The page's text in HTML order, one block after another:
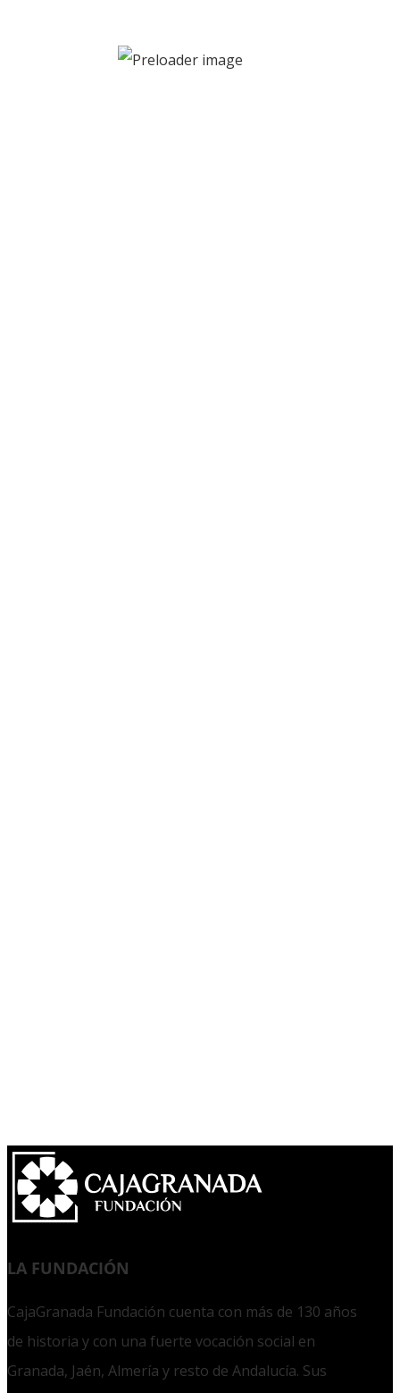
LA FUNDACIÓN
CajaGranada Fundación cuenta con más de 130 años
de historia y con una fuerte vocación social en
Granada, Jaén, Almería y resto de Andalucía. Sus